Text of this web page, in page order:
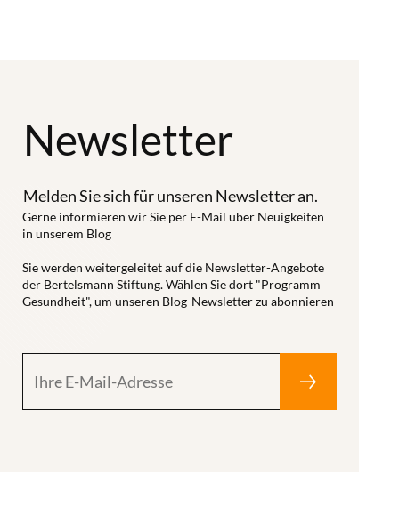
Newsletter
Melden Sie sich für unseren Newsletter an.
Gerne informieren wir Sie per E-Mail über Neuigkeiten
in unserem Blog
Sie werden weitergeleitet auf die Newsletter-Angebote
der Bertelsmann Stiftung. Wählen Sie dort "Programm
Gesundheit", um unseren Blog-Newsletter zu abonnieren